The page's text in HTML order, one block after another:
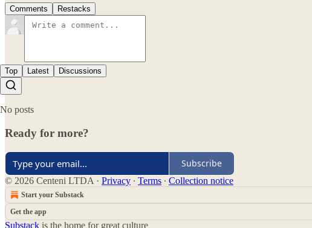
Comments Restacks
Top Latest Discussions
No posts
Ready for more?
Subscribe
© 2026 Centeni LTDA · Privacy ∙ Terms ∙ Collection notice
Start your Substack
Get the app
Substack is the home for great culture